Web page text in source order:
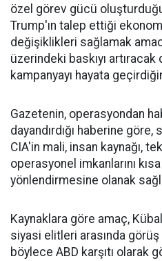
özel görev gücü
Trump'ın talep ettiği
değişiklikleri sağlamak
üzerindeki baskıyı
kampanyayı hayata
Gazetenin, operasyondan
dayandırdığı haberine
CIA'in mali, insan kaynağı,
operasyonel imkanlarını
yönlendirmesine olanak
Kaynaklara göre amaç,
siyasi elitleri arasında görüş
böylece ABD karşıtı olarak